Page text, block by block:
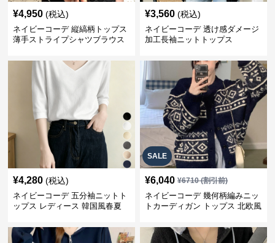
¥4,950 (税込)
ネイビーコーデ 縦縞柄トップス
薄手ストライプシャツブラウス
¥3,560 (税込)
ネイビーコーデ 透け感ダメージ
加工長袖ニットトップス
¥4,280 (税込)
ネイビーコーデ 五分袖ニットト
ップス レディース 韓国風春夏
SALE
¥6,040 ¥6710(割引前)
ネイビーコーデ 幾何柄編みニッ
トカーディガン トップス 北欧風